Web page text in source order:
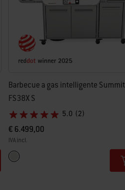
Barbecue a gas intelligente Summit
FS38X S
5.0 (2)
€ 6.499,00
IVA incl.
Color Options
Acciaio inox